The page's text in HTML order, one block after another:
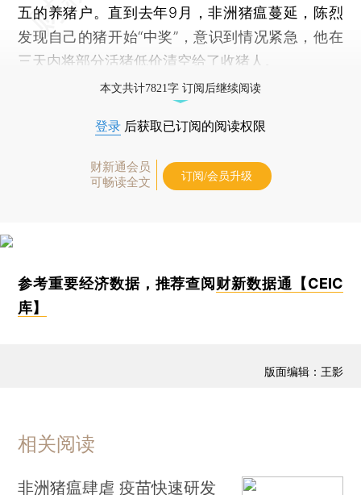
五的养猪户。直到去年9月，非洲猪瘟蔓延，陈烈
发现自己的猪开始“中奖”，意识到情况紧急，他在
三天内将部分活猪低价清空给了收猪人。
本文共计7821字 订阅后继续阅读
登录 后获取已订阅的阅读权限
财新通会员
可畅读全文
订阅/会员升级
参考重要经济数据，推荐查阅 财新数据通【CEIC
库】
版面编辑：王影
相关阅读
非洲猪瘟肆虐 疫苗快速研发